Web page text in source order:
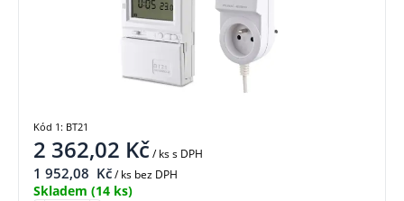
2 362,02 Kč/ kss DPH
1 952,08 Kč/ ks bez DPH
Skladem (14 ks)
Kód 1: BT21